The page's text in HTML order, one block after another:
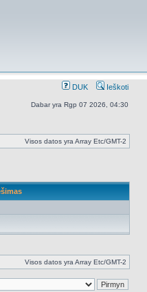
DUK Ieškoti
Dabar yra Rgp 07 2026, 04:30
Visos datos yra Array Etc/GMT-2
Visos datos yra Array Etc/GMT-2